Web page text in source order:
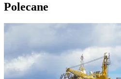
Polecane